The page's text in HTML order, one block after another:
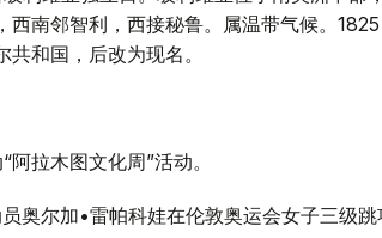
西南邻智利，西接秘鲁。属温带气候。
和国，后改为现名。
拉木图文化周”活动。
奥尔加•雷帕科娃在伦敦奥运会女子三级跳